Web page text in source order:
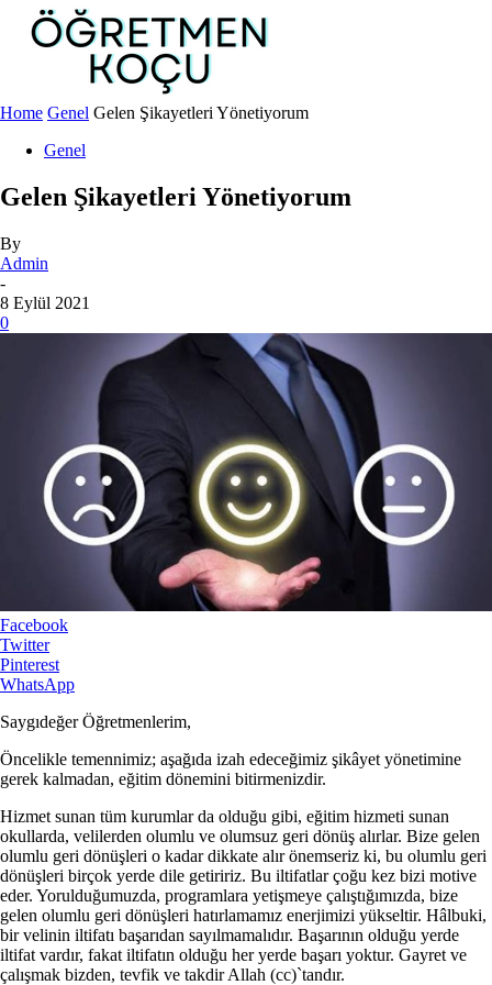
Home Genel Gelen Şikayetleri Yönetiyorum
Genel
Gelen Şikayetleri Yönetiyorum
By
Admin
-
8 Eylül 2021
0
Facebook
Twitter
Pinterest
WhatsApp
Saygıdeğer Öğretmenlerim,
Öncelikle temennimiz; aşağıda izah edeceğimiz şikâyet yönetimine
gerek kalmadan, eğitim dönemini bitirmenizdir.
Hizmet sunan tüm kurumlar da olduğu gibi, eğitim hizmeti sunan
okullarda, velilerden olumlu ve olumsuz geri dönüş alırlar. Bize gelen
olumlu geri dönüşleri o kadar dikkate alır önemseriz ki, bu olumlu geri
dönüşleri birçok yerde dile getiririz. Bu iltifatlar çoğu kez bizi motive
eder. Yorulduğumuzda, programlara yetişmeye çalıştığımızda, bize
gelen olumlu geri dönüşleri hatırlamamız enerjimizi yükseltir. Hâlbuki,
bir velinin iltifatı başarıdan sayılmamalıdır. Başarının olduğu yerde
iltifat vardır, fakat iltifatın olduğu her yerde başarı yoktur. Gayret ve
çalışmak bizden, tevfik ve takdir Allah (cc)`tandır.